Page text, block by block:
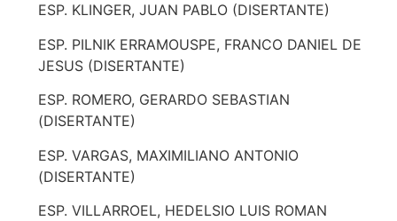
ESP. KLINGER, JUAN PABLO (DISERTANTE)
ESP. PILNIK ERRAMOUSPE, FRANCO DANIEL DE
JESUS (DISERTANTE)
ESP. ROMERO, GERARDO SEBASTIAN
(DISERTANTE)
ESP. VARGAS, MAXIMILIANO ANTONIO
(DISERTANTE)
ESP. VILLARROEL, HEDELSIO LUIS ROMAN